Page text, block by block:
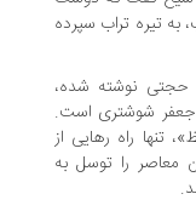
تراب سپرده
نوشته شده،
شوشتری است.
رهایی از
را توسل به